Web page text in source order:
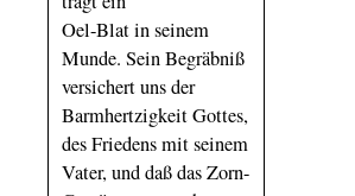
Oel-Blat in seinem
Munde. Sein Begräbniß
versichert uns der
Barmhertzigkeit Gottes,
des Friedens mit seinem
Vater, und daß das Zorn-